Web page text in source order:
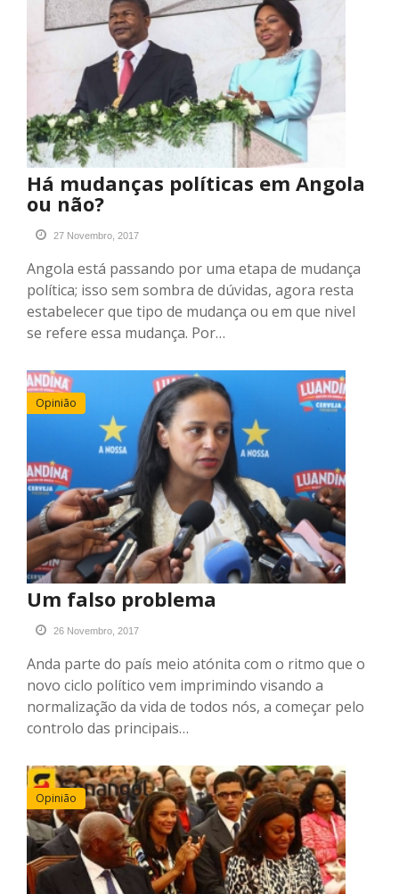
Há mudanças políticas em Angola
ou não?
27 Novembro, 2017
Angola está passando por uma etapa de mudança
política; isso sem sombra de dúvidas, agora resta
estabelecer que tipo de mudança ou em que nivel
se refere essa mudança. Por…
Opinião
Um falso problema
26 Novembro, 2017
Anda parte do país meio atónita com o ritmo que o
novo ciclo político vem imprimindo visando a
normalização da vida de todos nós, a começar pelo
controlo das principais…
Opinião